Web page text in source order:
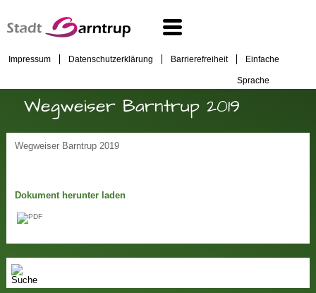
Impressum Datenschutzerklärung Barrierefreiheit Einfache
Sprache
Wegweiser Barntrup 2019
Wegweiser Barntrup 2019
Dokument herunter laden